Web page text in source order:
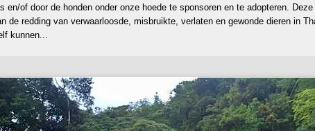
en/of door de honden onder onze hoede te sponsoren en te adopteren.
de redding van verwaarloosde, misbruikte, verlaten en gewonde dieren in
kunnen...